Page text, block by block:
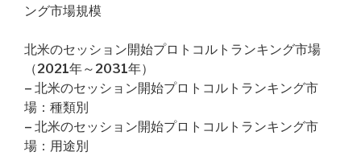
ング市場規模
北米のセッション開始プロトコルトランキング市場
（2021年～2031年）
– 北米のセッション開始プロトコルトランキング市
場：種類別
– 北米のセッション開始プロトコルトランキング市
場：用途別